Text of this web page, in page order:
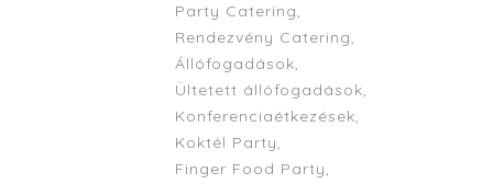
Party Catering,
Rendezvény Catering,
Állófogadások,
Ültetett állófogadások,
Konferenciaétkezések,
Koktél Party,
Finger Food Party,